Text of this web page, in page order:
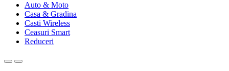
Auto & Moto
Casa & Gradina
Casti Wireless
Ceasuri Smart
Reduceri